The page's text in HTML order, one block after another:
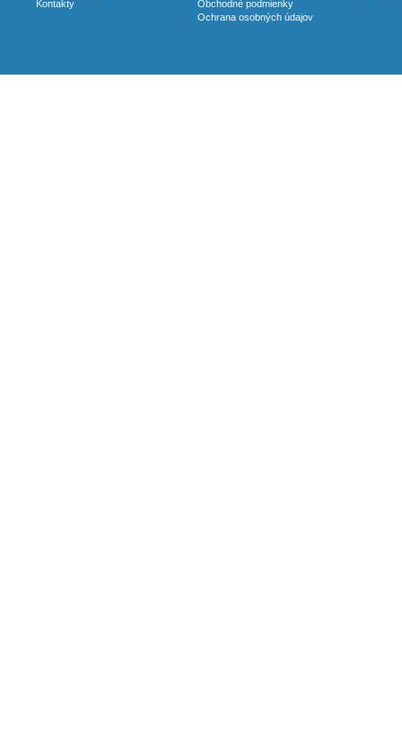
Kontakty
Obchodné podmienky
Ochrana osobných údajov